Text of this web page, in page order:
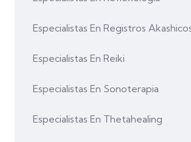
Especialistas En Registros
Especialistas En Reiki
Especialistas En Sonoterapia
Especialistas En Thetahealing